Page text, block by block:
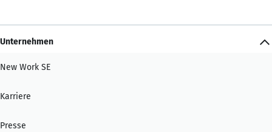
Unternehmen
New Work SE
Karriere
Presse